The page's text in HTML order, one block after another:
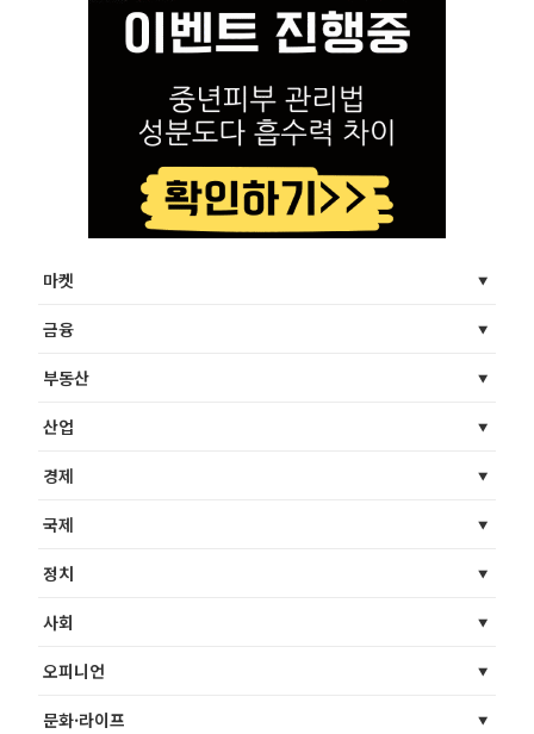
마켓
금융
부동산
산업
경제
국제
정치
사회
오피니언
문화·라이프